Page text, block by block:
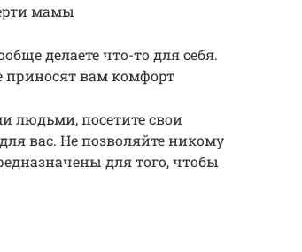
мамы
делаете что-то для себя.
приносят вам комфорт
людьми, посетите свои
вас. Не позволяйте никому
для того, чтобы